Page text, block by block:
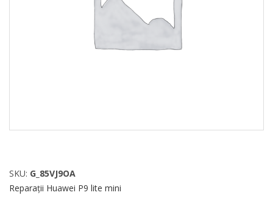
SKU: G_85VJ9OA
Reparații Huawei P9 lite mini